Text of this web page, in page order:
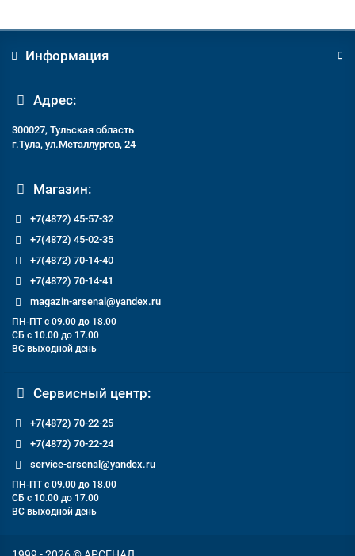
Информация
Адрес:
300027, Тульская область
г.Тула, ул.Металлургов, 24
Магазин:
+7(4872) 45-57-32
+7(4872) 45-02-35
+7(4872) 70-14-40
+7(4872) 70-14-41
magazin-arsenal@yandex.ru
ПН-ПТ с 09.00 до 18.00
СБ с 10.00 до 17.00
ВС выходной день
Сервисный центр:
+7(4872) 70-22-25
+7(4872) 70-22-24
service-arsenal@yandex.ru
ПН-ПТ с 09.00 до 18.00
СБ с 10.00 до 17.00
ВС выходной день